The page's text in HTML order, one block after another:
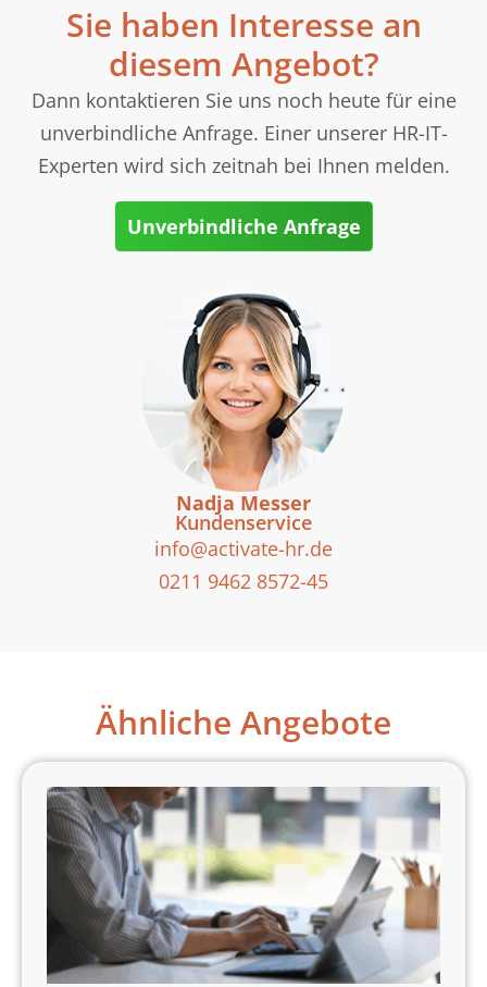
Sie haben Interesse an
diesem Angebot?
Dann kontaktieren Sie uns noch heute für eine
unverbindliche Anfrage. Einer unserer HR-IT-
Experten wird sich zeitnah bei Ihnen melden.
Unverbindliche Anfrage
Nadja Messer
Kundenservice
info@activate-hr.de
0211 9462 8572-45
Ähnliche Angebote